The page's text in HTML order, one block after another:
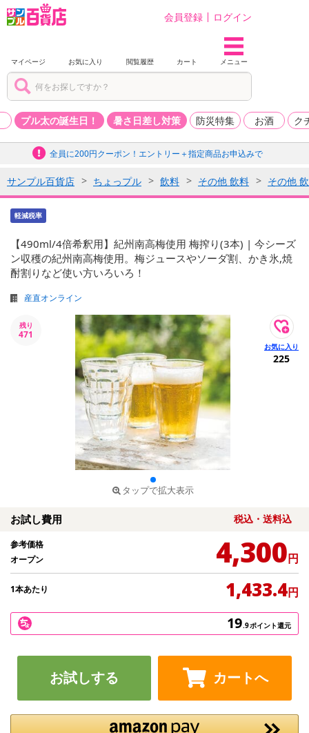
会員登録 ログイン
マイページ お気に入り 閲覧履歴 カート メニュー
プル太の誕生日！ 暑さ日差し対策 防災特集 お酒 ク
全員に200円クーポン！エントリー＋指定商品お申込みで
サンプル百貨店 ちょっプル 飲料 その他 飲料 その他
軽減税率
【490ml/4倍希釈用】紀州南高梅使用 梅搾り(3本) | 今シーズ
ン収穫の紀州南高梅使用。梅ジュースやソーダ割、かき氷,焼
酎割りなど使い方いろいろ！
産直オンライン
残り
471
タップで拡大表示
225
お試し費用 税込・送料込
参考価格
オープン
4,300円
1本あたり 1,433.4円
19.9ポイント還元
お試しする カートへ